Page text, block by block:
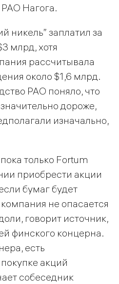
Нагога.
никель” заплатил за
млрд, хотя
рассчитывала
около $1,6 млрд.
РАО поняло, что
дороже,
изначально,
только Fortum
приобрести акции
бумаг будет
не опасается
говорит источник,
финского концерна.
есть
акций
собеседник